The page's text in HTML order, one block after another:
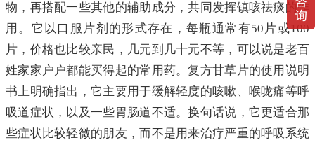
物，再搭配一些其他的辅助成分，共同发挥镇咳祛痰的作
用。它以口服片剂的形式存在，每瓶通常有50片或100
片，价格也比较亲民，几元到几十元不等，可以说是老百
姓家家户户都能买得起的常用药。复方甘草片的使用说明
书上明确指出，它主要用于缓解轻度的咳嗽、喉咙痛等呼
吸道症状，以及一些胃肠道不适。换句话说，它更适合那
些症状比较轻微的朋友，而不是用来治疗严重的呼吸系统